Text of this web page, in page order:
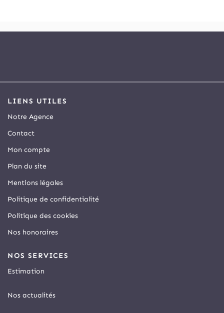
LIENS UTILES
Notre Agence
Contact
Mon compte
Plan du site
Mentions légales
Politique de confidentialité
Politique des cookies
Nos honoraires
NOS SERVICES
Estimation
Nos actualités